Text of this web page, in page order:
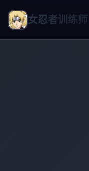
女忍者训练师